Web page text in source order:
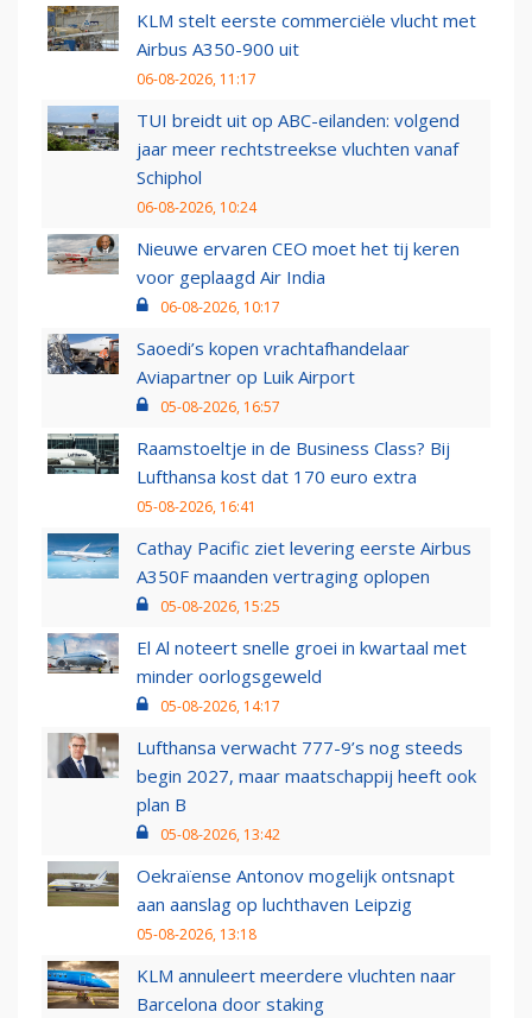
KLM stelt eerste commerciële vlucht met
Airbus A350-900 uit
06-08-2026, 11:17
TUI breidt uit op ABC-eilanden: volgend
jaar meer rechtstreekse vluchten vanaf
Schiphol
06-08-2026, 10:24
Nieuwe ervaren CEO moet het tij keren
voor geplaagd Air India
06-08-2026, 10:17
Saoedi’s kopen vrachtafhandelaar
Aviapartner op Luik Airport
05-08-2026, 16:57
Raamstoeltje in de Business Class? Bij
Lufthansa kost dat 170 euro extra
05-08-2026, 16:41
Cathay Pacific ziet levering eerste Airbus
A350F maanden vertraging oplopen
05-08-2026, 15:25
El Al noteert snelle groei in kwartaal met
minder oorlogsgeweld
05-08-2026, 14:17
Lufthansa verwacht 777-9’s nog steeds
begin 2027, maar maatschappij heeft ook
plan B
05-08-2026, 13:42
Oekraïense Antonov mogelijk ontsnapt
aan aanslag op luchthaven Leipzig
05-08-2026, 13:18
KLM annuleert meerdere vluchten naar
Barcelona door staking